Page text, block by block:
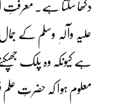
دکھا سکتا ہے۔ معرفتِ
علیہ وآلہٖ وسلم کے
ہے کیونکہ وہ پلک
معلوم ہوا کہ حضرتِ علم